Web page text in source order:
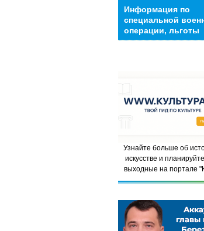
Информация по
специальной
операции, льготы
Узнайте больше об
искусстве и
выходные на портале